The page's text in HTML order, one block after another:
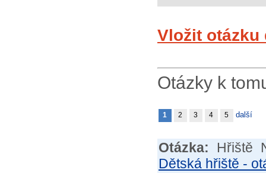
Vložit otázku
Otázky k
1 2 3 4 5 další
Otázka:
Hřiště
Dětská hřiště -